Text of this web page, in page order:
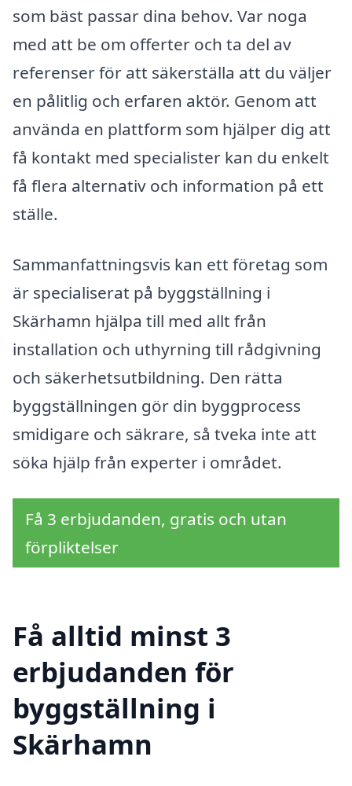
som bäst passar dina behov. Var noga
med att be om offerter och ta del av
referenser för att säkerställa att du väljer
en pålitlig och erfaren aktör. Genom att
använda en plattform som hjälper dig att
få kontakt med specialister kan du enkelt
få flera alternativ och information på ett
ställe.
Sammanfattningsvis kan ett företag som
är specialiserat på byggställning i
Skärhamn hjälpa till med allt från
installation och uthyrning till rådgivning
och säkerhetsutbildning. Den rätta
byggställningen gör din byggprocess
smidigare och säkrare, så tveka inte att
söka hjälp från experter i området.
Få 3 erbjudanden, gratis och utan
förpliktelser
Få alltid minst 3
erbjudanden för
byggställning i
Skärhamn